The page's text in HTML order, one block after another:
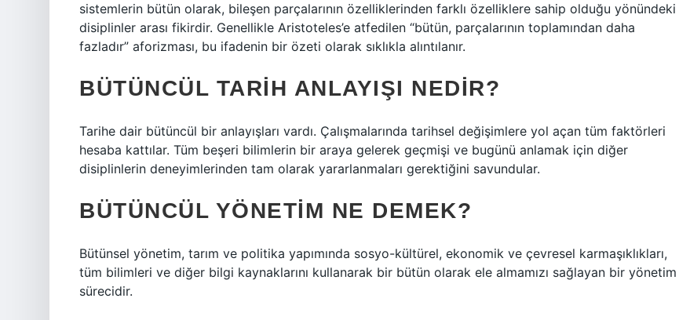
sistemlerin bütün olarak, bileşen parçalarının özelliklerinden farklı özelliklere sahip olduğu yönündeki
disiplinler arası fikirdir. Genellikle Aristoteles’e atfedilen “bütün, parçalarının toplamından daha
fazladır” aforizması, bu ifadenin bir özeti olarak sıklıkla alıntılanır.
BÜTÜNCÜL TARIH ANLAYIŞI NEDIR?
Tarihe dair bütüncül bir anlayışları vardı. Çalışmalarında tarihsel değişimlere yol açan tüm faktörleri
hesaba kattılar. Tüm beşeri bilimlerin bir araya gelerek geçmişi ve bugünü anlamak için diğer
disiplinlerin deneyimlerinden tam olarak yararlanmaları gerektiğini savundular.
BÜTÜNCÜL YÖNETIM NE DEMEK?
Bütünsel yönetim, tarım ve politika yapımında sosyo-kültürel, ekonomik ve çevresel karmaşıklıkları,
tüm bilimleri ve diğer bilgi kaynaklarını kullanarak bir bütün olarak ele almamızı sağlayan bir yönetim
sürecidir.